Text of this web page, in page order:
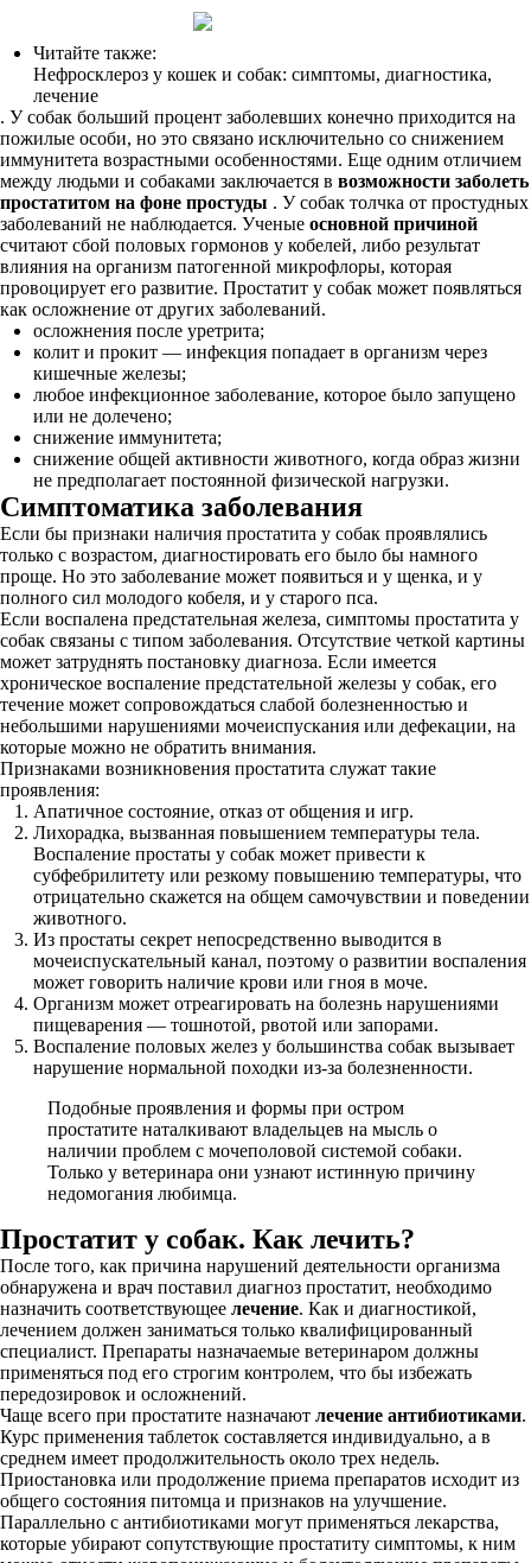
Читайте также:
Нефросклероз у кошек и собак: симптомы, диагностика,
лечение
. У собак больший процент заболевших конечно приходится на
пожилые особи, но это связано исключительно со снижением
иммунитета возрастными особенностями. Еще одним отличием
между людьми и собаками заключается в возможности заболеть
простатитом на фоне простуды . У собак толчка от простудных
заболеваний не наблюдается. Ученые основной причиной
считают сбой половых гормонов у кобелей, либо результат
влияния на организм патогенной микрофлоры, которая
провоцирует его развитие. Простатит у собак может появляться
как осложнение от других заболеваний.
осложнения после уретрита;
колит и прокит — инфекция попадает в организм через
кишечные железы;
любое инфекционное заболевание, которое было запущено
или не долечено;
снижение иммунитета;
снижение общей активности животного, когда образ жизни
не предполагает постоянной физической нагрузки.
Симптоматика заболевания
Если бы признаки наличия простатита у собак проявлялись
только с возрастом, диагностировать его было бы намного
проще. Но это заболевание может появиться и у щенка, и у
полного сил молодого кобеля, и у старого пса.
Если воспалена предстательная железа, симптомы простатита у
собак связаны с типом заболевания. Отсутствие четкой картины
может затруднять постановку диагноза. Если имеется
хроническое воспаление предстательной железы у собак, его
течение может сопровождаться слабой болезненностью и
небольшими нарушениями мочеиспускания или дефекации, на
которые можно не обратить внимания.
Признаками возникновения простатита служат такие
проявления:
Апатичное состояние, отказ от общения и игр.
Лихорадка, вызванная повышением температуры тела.
Воспаление простаты у собак может привести к
субфебрилитету или резкому повышению температуры, что
отрицательно скажется на общем самочувствии и поведении
животного.
Из простаты секрет непосредственно выводится в
мочеиспускательный канал, поэтому о развитии воспаления
может говорить наличие крови или гноя в моче.
Организм может отреагировать на болезнь нарушениями
пищеварения — тошнотой, рвотой или запорами.
Воспаление половых желез у большинства собак вызывает
нарушение нормальной походки из-за болезненности.
Подобные проявления и формы при остром
простатите наталкивают владельцев на мысль о
наличии проблем с мочеполовой системой собаки.
Только у ветеринара они узнают истинную причину
недомогания любимца.
Простатит у собак. Как лечить?
После того, как причина нарушений деятельности организма
обнаружена и врач поставил диагноз простатит, необходимо
назначить соответствующее лечение. Как и диагностикой,
лечением должен заниматься только квалифицированный
специалист. Препараты назначаемые ветеринаром должны
применяться под его строгим контролем, что бы избежать
передозировок и осложнений.
Чаще всего при простатите назначают лечение антибиотиками.
Курс применения таблеток составляется индивидуально, а в
среднем имеет продолжительность около трех недель.
Приостановка или продолжение приема препаратов исходит из
общего состояния питомца и признаков на улучшение.
Параллельно с антибиотиками могут применяться лекарства,
которые убирают сопутствующие простатиту симптомы, к ним